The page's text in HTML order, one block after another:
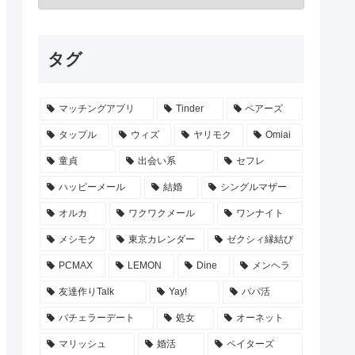
タグ
マッチングアプリ Tinder ペアーズ
タップル ウィズ ヤリモク Omiai
童貞 出会い系 セフレ
ハッピーメール 結婚 シングルマザー
オルカ ワクワクメール ワンナイト
メシモク 東京カレンダー ゼクシィ縁結び
PCMAX LEMON Dine メンヘラ
友達作りTalk Yay! パパ活
バチェラーデート 処女 オーネット
マリッシュ 婚活 ペイターズ